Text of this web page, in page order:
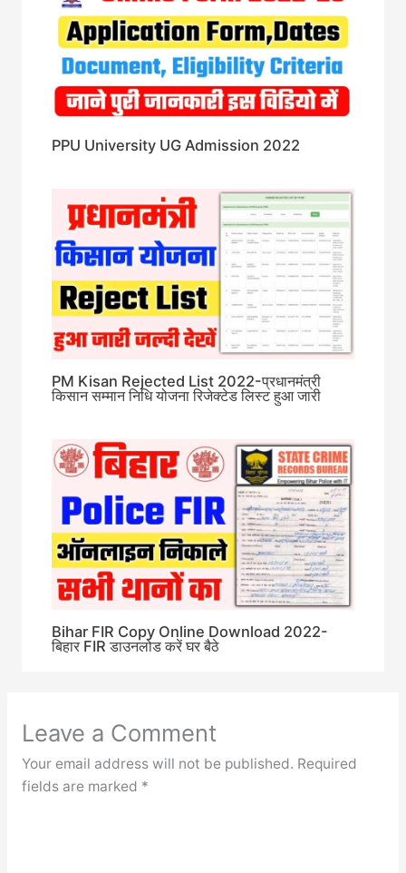
PPU University UG Admission 2022
PM Kisan Rejected List 2022-प्रधानमंत्री
किसान सम्मान निधि योजना रिजेक्टेड लिस्ट हुआ जारी
Bihar FIR Copy Online Download 2022-
बिहार FIR डाउनलोड करें घर बैठे
Leave a Comment
Your email address will not be published. Required
fields are marked *